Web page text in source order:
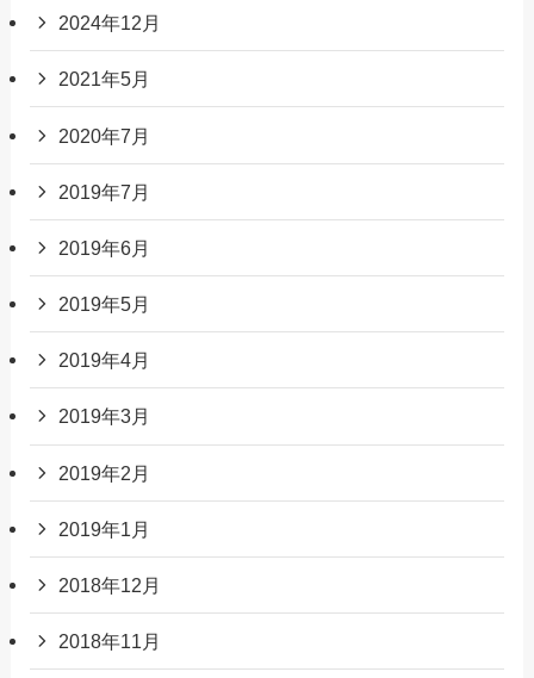
2024年12月
2021年5月
2020年7月
2019年7月
2019年6月
2019年5月
2019年4月
2019年3月
2019年2月
2019年1月
2018年12月
2018年11月